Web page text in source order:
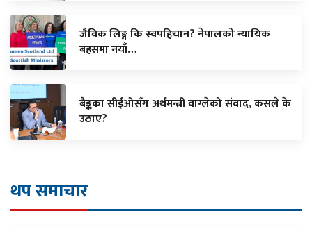
जैविक लिङ्ग कि स्वपहिचान? नेपालको न्यायिक
बहसमा नयाँ…
बैङ्कका सीईओसँग अर्थमन्त्री वाग्लेको संवाद, कसले के
उठाए?
थप समाचार